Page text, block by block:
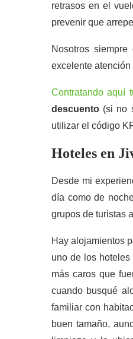
retrasos en el
prevenir que
Nosotros
excelente
Contratando aquí
descuento (si no
utilizar el código
Hoteles en
Desde mi
día como de
grupos de turistas
Hay alojamientos
uno de los
más caros que
cuando busqué
familiar con
buen tamaño,